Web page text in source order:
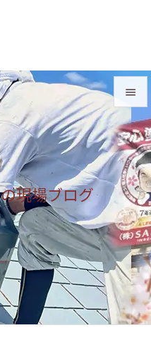
現場ブログ


メニュ

サイド

前へ

次へ

検索